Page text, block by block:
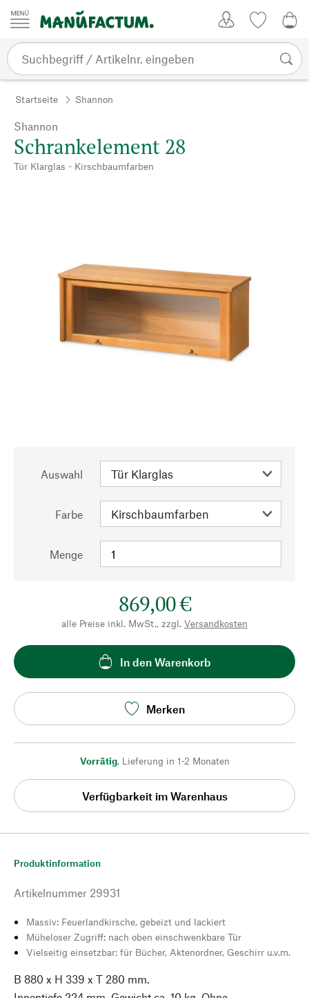
Zum Inhalt springen
Startseite Shannon
Shannon
Schrankelement 28
Tür Klarglas - Kirschbaumfarben
Auswahl
Farbe
Menge
869,00 €
alle Preise inkl. MwSt., zzgl. Versandkosten
In den Warenkorb
Merken
Vorrätig, Lieferung in 1-2 Monaten
Verfügbarkeit im Warenhaus
Produktinformation
Artikelnummer 29931
Massiv: Feuerlandkirsche, gebeizt und lackiert
Müheloser Zugriff: nach oben einschwenkbare Tür
Vielseitig einsetzbar: für Bücher, Aktenordner, Geschirr u.v.m.
B 880 x H 339 x T 280 mm.